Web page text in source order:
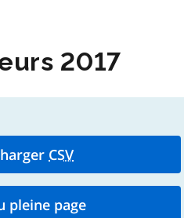
2017
CSV
pleine page